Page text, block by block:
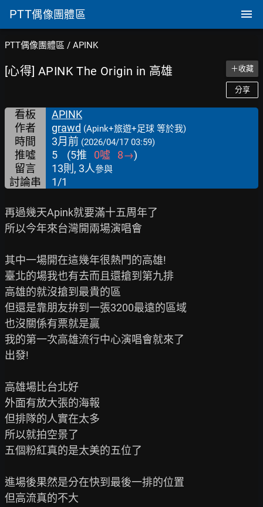
PTT偶像團體區
PTT偶像團體區 / APINK
[心得] APINK The Origin in 高雄 ＋收藏
分享
看板
APINK
作者
grawd (Apink+旅遊+足球 等於我)
時間 3月前 (2026/04/17 03:59)
推噓 5 (5推 0噓 8→)
留言
13則, 3人參與
討論串 1/1
再過幾天Apink就要滿十五周年了
所以今年來台灣開兩場演唱會
其中一場開在這幾年很熱門的高雄!
臺北的場我也有去而且還搶到第九排
高雄的就沒搶到最貴的區
但還是靠朋友拚到一張3200最遠的區域
也沒關係有票就是贏
我的第一次高雄流行中心演唱會就來了
出發!
高雄場比台北好
外面有放大張的海報
但排隊的人實在太多
所以就拍空景了
五個粉紅真的是太美的五位了
進場後果然是分在快到最後一排的位置
但高流真的不大